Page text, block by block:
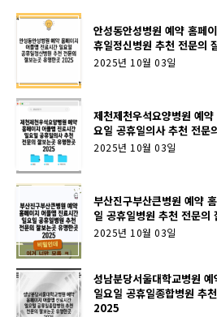
안성동안성병원 예약 홈페
휴일정신병원 추천 전문의
2025년 10월 03일
제천제천우석요양병원 예
요일 공휴일의사 추천 전
2025년 10월 03일
부산진구부산큰병원 예약
일 공휴일병원 추천 전문
2025년 10월 03일
성남분당서울대학교병원
일요일 공휴일종합병원 추
2025